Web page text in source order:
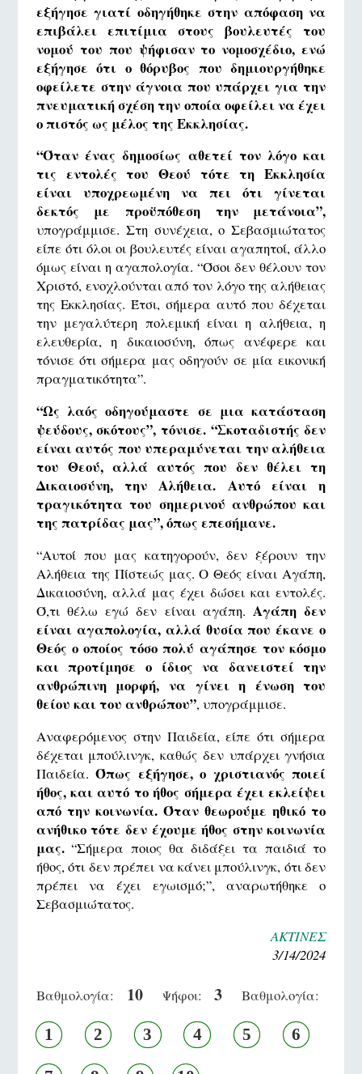
εξήγησε γιατί οδηγήθηκε στην απόφαση να
επιβάλει επιτίμια στους βουλευτές του
νομού του που ψήφισαν το νομοσχέδιο, ενώ
εξήγησε ότι ο θόρυβος που δημιουργήθηκε
οφείλετε στην άγνοια που υπάρχει για την
πνευματική σχέση την οποία οφείλει να έχει
ο πιστός ως μέλος της Εκκλησίας.
“Όταν ένας δημοσίως αθετεί τον λόγο και
τις εντολές του Θεού τότε τη Εκκλησία
είναι υποχρεωμένη να πει ότι γίνεται
δεκτός με προϋπόθεση την μετάνοια”,
υπογράμμισε. Στη συνέχεια, ο Σεβασμιώτατος
είπε ότι όλοι οι βουλευτές είναι αγαπητοί, άλλο
όμως είναι η αγαπολογία. “Όσοι δεν θέλουν τον
Χριστό, ενοχλούνται από τον λόγο της αλήθειας
της Εκκλησίας. Έτσι, σήμερα αυτό που δέχεται
την μεγαλύτερη πολεμική είναι η αλήθεια, η
ελευθερία, η δικαιοσύνη, όπως ανέφερε και
τόνισε ότι σήμερα μας οδηγούν σε μία εικονική
πραγματικότητα”.
“Ως λαός οδηγούμαστε σε μια κατάσταση
ψεύδους, σκότους”, τόνισε. “Σκοταδιστής δεν
είναι αυτός που υπεραμύνεται την αλήθεια
του Θεού, αλλά αυτός που δεν θέλει τη
Δικαιοσύνη, την Αλήθεια. Αυτό είναι η
τραγικότητα του σημερινού ανθρώπου και
της πατρίδας μας”, όπως επεσήμανε.
“Αυτοί που μας κατηγορούν, δεν ξέρουν την
Αλήθεια της Πίστεώς μας. Ο Θεός είναι Αγάπη,
Δικαιοσύνη, αλλά μας έχει δώσει και εντολές.
Ό,τι θέλω εγώ δεν είναι αγάπη.Αγάπη δεν
είναι αγαπολογία, αλλά θυσία που έκανε ο
Θεός ο οποίος τόσο πολύ αγάπησε τον κόσμο
και προτίμησε ο ίδιος να δανειστεί την
ανθρώπινη μορφή, να γίνει η ένωση του
θείου και του ανθρώπου”, υπογράμμισε.
Αναφερόμενος στην Παιδεία, είπε ότι σήμερα
δέχεται μπούλινγκ, καθώς δεν υπάρχει γνήσια
Παιδεία.Όπως εξήγησε, ο χριστιανός ποιεί
ήθος, και αυτό το ήθος σήμερα έχει εκλείψει
από την κοινωνία. Όταν θεωρούμε ηθικό το
ανήθικο τότε δεν έχουμε ήθος στην κοινωνία
μας.“Σήμερα ποιος θα διδάξει τα παιδιά το
ήθος, ότι δεν πρέπει να κάνει μπούλινγκ, ότι δεν
πρέπει να έχει εγωισμό;”, αναρωτήθηκε ο
Σεβασμιώτατος.
ΑΚΤΙΝΕΣ
3/14/2024
Βαθμολογία: 10 Ψήφοι: 3 Βαθμολογία:
1 2 3 4 5 6